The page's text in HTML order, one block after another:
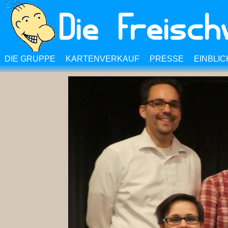
DIE GRUPPE KARTENVERKAUF PRESSE